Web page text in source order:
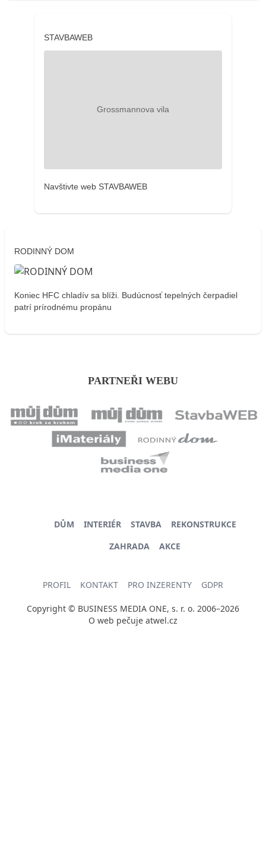
STAVBAWEB
Navštivte web STAVBAWEB
RODINNÝ DOM
Koniec HFC chladív sa blíži. Budúcnosť tepelných čerpadiel
patrí prírodnému propánu
PARTNEŘI WEBU
DŮM INTERIÉR STAVBA
REKONSTRUKCE
ZAHRADA
AKCE
PROFIL KONTAKT PRO INZERENTY GDPR
Copyright © BUSINESS MEDIA ONE, s. r. o. 2006–2026